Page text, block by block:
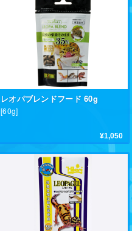
レオパブレンドフード 60g
[60g]
¥1,050